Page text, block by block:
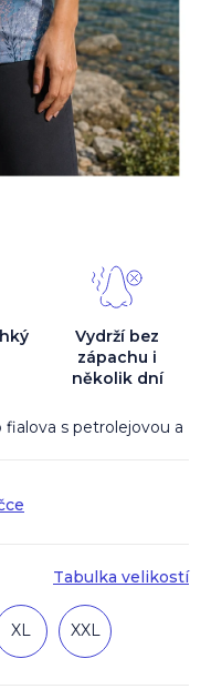
Tabulka velikostí
XL XXL
fialova s petrolejovou a
Vydrží bez
zápachu i
několik dní